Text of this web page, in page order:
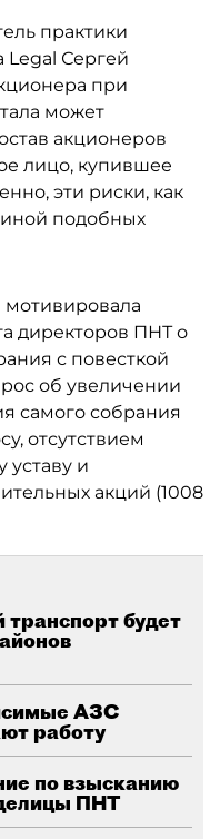
практики
Сергей
при
может
акционеров
лицо, купившее
эти риски, как
подобных
директоров ПНТ о
с повесткой
об увеличении
самого собрания
отсутствием
и
акций (1008
будет
АЗС
работу
по взысканию
ПНТ